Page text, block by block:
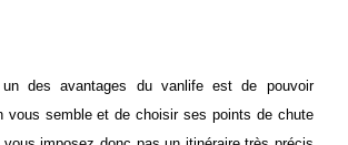
des avantages du vanlife est de pouvoir
vous semble et de choisir ses points de chute